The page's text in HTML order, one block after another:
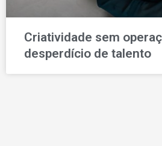
Criatividade sem
desperdício de talento